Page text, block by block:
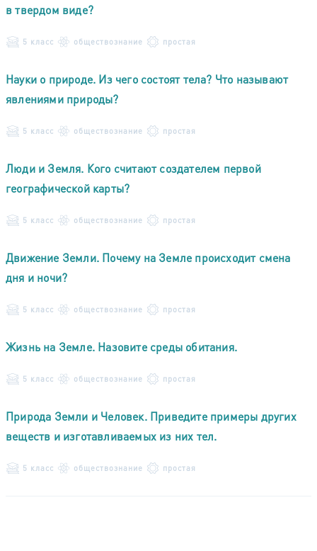
в твердом виде?
5 класс обществознание простая
Науки о природе. Из чего состоят тела? Что называют
явлениями природы?
5 класс обществознание простая
Люди и Земля. Кого считают создателем первой
географической карты?
5 класс обществознание простая
Движение Земли. Почему на Земле происходит смена
дня и ночи?
5 класс обществознание простая
Жизнь на Земле. Назовите среды обитания.
5 класс обществознание простая
Природа Земли и Человек. Приведите примеры других
веществ и изготавливаемых из них тел.
5 класс обществознание простая